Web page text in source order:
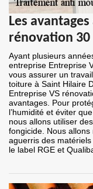
Les
rénovation 30
Ayant plusieurs
entreprise Entreprise
vous assurer un
toiture à Saint Hilaire
Entreprise VS
avantages. Pour
l’humidité et éviter
nous allons utiliser
fongicide. Nous
aguerris des
le label RGE et